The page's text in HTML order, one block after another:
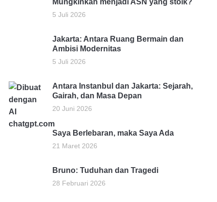
5 Juli 2026
Jakarta: Antara Ruang Bermain dan
Ambisi Modernitas
5 Juli 2026
Antara Instanbul dan Jakarta: Sejarah,
Gairah, dan Masa Depan
20 Juni 2026
Saya Berlebaran, maka Saya Ada
21 Maret 2026
Bruno: Tuduhan dan Tragedi
28 Februari 2026